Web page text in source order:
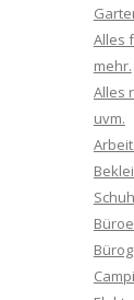
Alles
mehr.
Alles
uvm.